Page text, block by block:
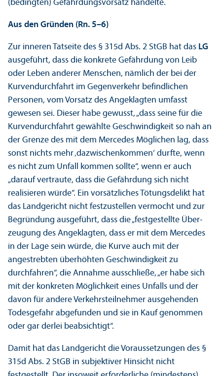
(bedingten) Gefährdungs­vorsatz handelte.
Aus den Gründen (Rn. 5–6)
Zur inneren Tatseite des § 315d Abs. 2 StGB hat das LG
ausgeführt, dass die konkrete Gefährdung von Leib
oder Leben anderer Menschen, nämlich der bei der
Kurvendurchfahrt im Gegenverkehr befindlichen
Personen, vom Vorsatz des Angeklagten umfasst
gewesen sei. Dieser habe gewusst, „dass seine für die
Kurvendurchfahrt gewählte Geschwindigkeit so nah an
der Grenze des mit dem Mercedes Möglichen lag, dass
sonst nichts mehr ‚dazwischenkommen‘ durfte, wenn
es nicht zum Unfall kommen sollte“, wenn er auch
„darauf vertraute, dass die Gefährdung sich nicht
realisieren würde“. Ein vorsätzliches Tötungs­delikt hat
das Landgericht nicht festzustellen vermocht und zur
Begründung ausgeführt, dass die „festgestellte Über­
zeugung des Angeklagten, dass er mit dem Mercedes
in der Lage sein würde, die Kurve auch mit der
angestrebten überhöhten Geschwindigkeit zu
durchfahren“, die Annahme ausschließe, „er habe sich
mit der konkreten Möglichkeit eines Unfalls und der
davon für andere Verkehrs­teilnehmer ausgehenden
Todesgefahr abgefunden und sie in Kauf genommen
oder gar derlei beabsichtigt“.
Damit hat das Landgericht die Voraussetzungen des §
315d Abs. 2 StGB in subjektiver Hinsicht nicht